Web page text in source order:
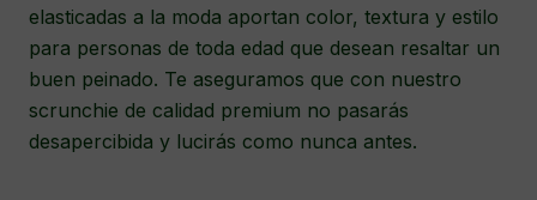
elasticadas a la moda aportan color, textura y estilo
para personas de toda edad que desean resaltar un
buen peinado. Te aseguramos que con nuestro
scrunchie de calidad premium no pasarás
desapercibida y lucirás como nunca antes.